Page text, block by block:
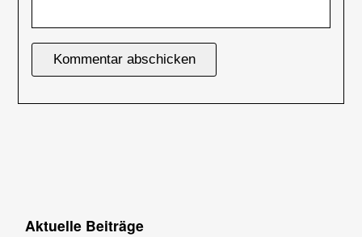
Aktuelle Beiträge